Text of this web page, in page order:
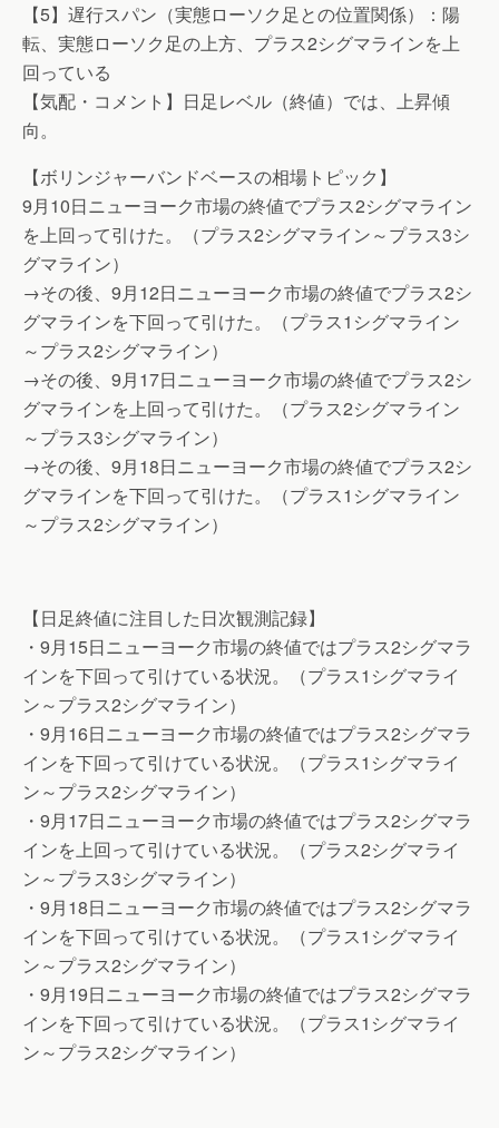
【5】遅行スパン（実態ローソク足との位置関係）：陽
転、実態ローソク足の上方、プラス2シグマラインを上
回っている
【気配・コメント】日足レベル（終値）では、上昇傾
向。
【ボリンジャーバンドベースの相場トピック】
9月10日ニューヨーク市場の終値でプラス2シグマライン
を上回って引けた。（プラス2シグマライン～プラス3シ
グマライン）
→その後、9月12日ニューヨーク市場の終値でプラス2シ
グマラインを下回って引けた。（プラス1シグマライン
～プラス2シグマライン）
→その後、9月17日ニューヨーク市場の終値でプラス2シ
グマラインを上回って引けた。（プラス2シグマライン
～プラス3シグマライン）
→その後、9月18日ニューヨーク市場の終値でプラス2シ
グマラインを下回って引けた。（プラス1シグマライン
～プラス2シグマライン）
【日足終値に注目した日次観測記録】
・9月15日ニューヨーク市場の終値ではプラス2シグマラ
インを下回って引けている状況。（プラス1シグマライ
ン～プラス2シグマライン）
・9月16日ニューヨーク市場の終値ではプラス2シグマラ
インを下回って引けている状況。（プラス1シグマライ
ン～プラス2シグマライン）
・9月17日ニューヨーク市場の終値ではプラス2シグマラ
インを上回って引けている状況。（プラス2シグマライ
ン～プラス3シグマライン）
・9月18日ニューヨーク市場の終値ではプラス2シグマラ
インを下回って引けている状況。（プラス1シグマライ
ン～プラス2シグマライン）
・9月19日ニューヨーク市場の終値ではプラス2シグマラ
インを下回って引けている状況。（プラス1シグマライ
ン～プラス2シグマライン）